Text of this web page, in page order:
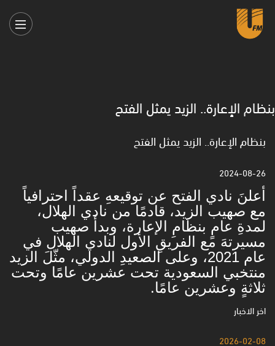
بنظام الإعارة.. الزيد يمثل الفتح
بنظام الإعارة.. الزيد يمثل الفتح
2024-08-26
أعلنَ نادي الفتح عن توقيعهِ عقداً احترافياً
مع صهيب الزيد، قادمًا من نادي الهلال،
لمدةِ عامٍ بنظامِ الإعارة، وبدأَ صهيب
مسيرتهَ مع الفريقِ الأول لنادي الهلال في
عام 2021، وعلى الصعيدِ الدولي، مثّلَ الزيد
منتخبي السعودية تحت عشرين عامًا وتحت
ثلاثةٍ وعشرين عامًا.
اخر الاخبار
2026-02-08